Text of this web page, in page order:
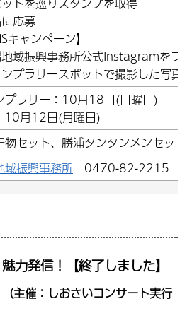
応募
キャンペーン】
域振興事務所公式Instagramをフ
プラリースポットで撮影した写真
プラリー：10月18日(日曜日)
10月12日(月曜日)
物セット、勝浦タンタンメンセット
域振興事務所 0470-82-2215
力発信！【終了しました】
主催：しおさいコンサート実行